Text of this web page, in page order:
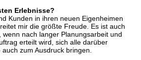
Erlebnisse?
Kunden in ihren neuen Eigenheimen
mir die größte Freude. Es ist auch
nach langer Planungsarbeit und
erteilt wird, sich alle darüber
zum Ausdruck bringen.